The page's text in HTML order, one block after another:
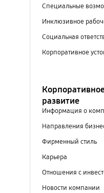
Специальные
Инклюзивное
Социальная
Корпоративное
развитие
Информация о
Направления
Фирменный стиль
Карьера
Отношения с
Новости компании